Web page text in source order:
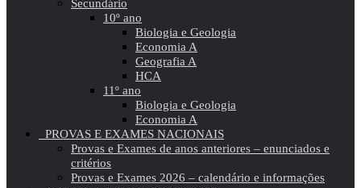
Secundário
10º ano
Biologia e Geologia
Economia A
Geografia A
HCA
11º ano
Biologia e Geologia
Economia A
PROVAS E EXAMES NACIONAIS
Provas e Exames de anos anteriores – enunciados e
critérios
Provas e Exames 2026 – calendário e informações